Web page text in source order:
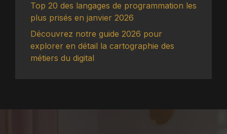
Top 20 des langages de programmation les
plus prisés en janvier 2026
Découvrez notre guide 2026 pour
explorer en détail la cartographie des
métiers du digital